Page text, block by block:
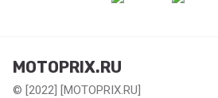
MOTOPRIX.RU
© [2022] [MOTOPRIX.RU]